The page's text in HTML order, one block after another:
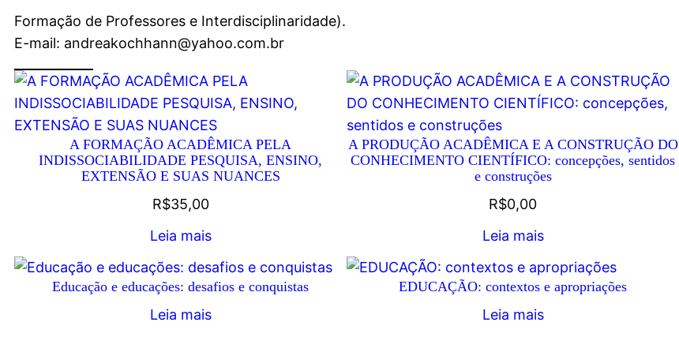
Formação de Professores e Interdisciplinaridade).
E-mail: andreakochhann@yahoo.com.br
A FORMAÇÃO ACADÊMICA PELA
INDISSOCIABILIDADE PESQUISA, ENSINO,
EXTENSÃO E SUAS NUANCES
R$35,00
Leia mais
A PRODUÇÃO ACADÊMICA E A CONSTRUÇÃO DO
CONHECIMENTO CIENTÍFICO: concepções, sentidos
e construções
R$0,00
Leia mais
Educação e educações: desafios e conquistas
Leia mais
EDUCAÇÃO: contextos e apropriações
Leia mais